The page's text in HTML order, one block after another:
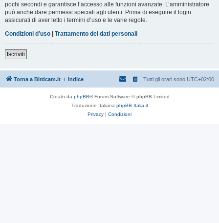
pochi secondi e garantisce l’accesso alle funzioni avanzate. L’amministratore
può anche dare permessi speciali agli utenti. Prima di eseguire il login
assicurati di aver letto i termini d’uso e le varie regole.
Condizioni d’uso | Trattamento dei dati personali
Iscriviti
Torna a Birdcam.it Indice Tutti gli orari sono UTC+02:00
Creato da phpBB® Forum Software © phpBB Limited
Traduzione Italiana phpBB-Italia.it
Privacy | Condizioni